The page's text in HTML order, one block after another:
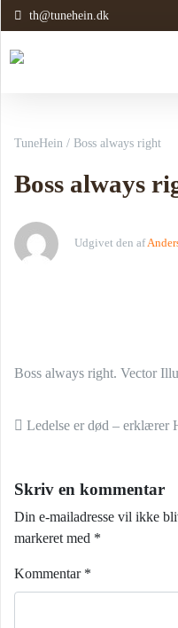
th@tunehein.dk
TuneHein / Boss always right
Boss always
Udgivet den af
Boss always right. Vector
Indlæg
Ledelse er død – erklærer
Skriv en kommentar
Din e-mailadresse vil ikke
markeret med *
Kommentar *